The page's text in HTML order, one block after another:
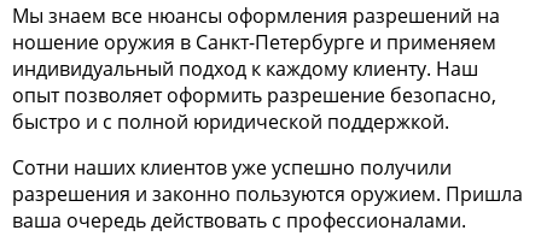
Мы знаем все нюансы оформления разрешений на
ношение оружия в Санкт-Петербурге и применяем
индивидуальный подход к каждому клиенту. Наш
опыт позволяет оформить разрешение безопасно,
быстро и с полной юридической поддержкой.
Сотни наших клиентов уже успешно получили
разрешения и законно пользуются оружием. Пришла
ваша очередь действовать с профессионалами.